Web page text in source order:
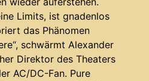
Limits, ist gnadenlos
das Phänomen
schwärmt Alexander
Direktor des Theaters
AC/DC-Fan. Pure